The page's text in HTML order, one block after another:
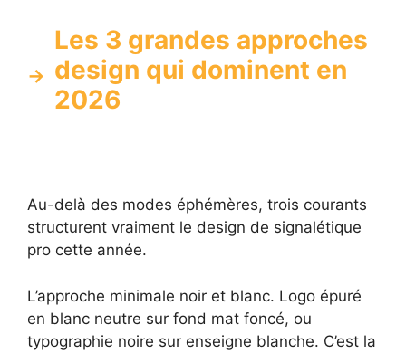
Les 3 grandes approches
design qui dominent en
2026
Au-delà des modes éphémères, trois courants
structurent vraiment le design de signalétique
pro cette année.
L’approche minimale noir et blanc. Logo épuré
en blanc neutre sur fond mat foncé, ou
typographie noire sur enseigne blanche. C’est la